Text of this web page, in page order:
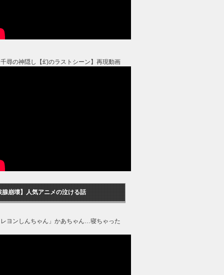
尋の神隠し【幻のラストシーン】再現動画
腺崩壊】人気アニメの泣ける話
ヨンしんちゃん」かあちゃん…寝ちゃった